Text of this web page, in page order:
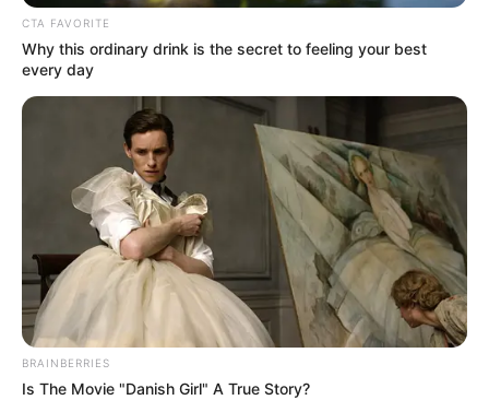
CTA FAVORITE
Why this ordinary drink is the secret to feeling your best
every day
BRAINBERRIES
Is The Movie "Danish Girl" A True Story?